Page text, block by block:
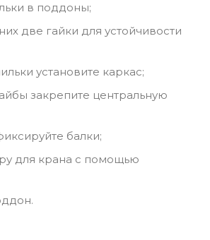
в поддоны;
две гайки для устойчивости
установите каркас;
закрепите центральную
балки;
для крана с помощью